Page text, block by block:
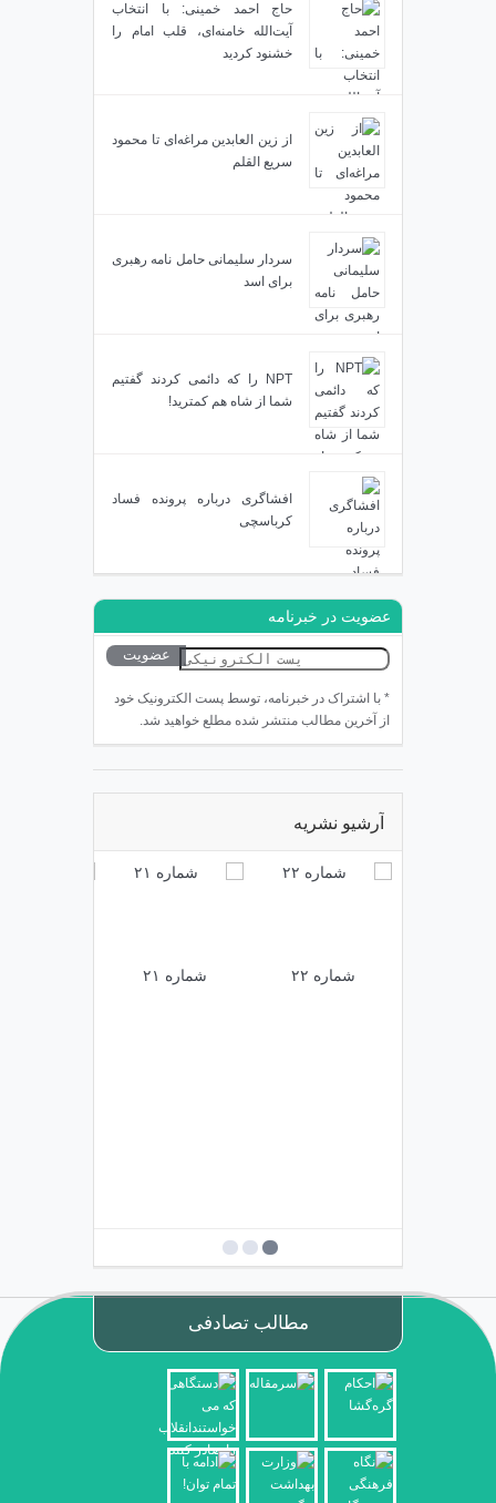
حاج احمد خمینی: با انتخاب
آیت‌الله خامنه‌ای، قلب امام را
خشنود کردید
از زین العابدین مراغه‌ای تا محمود
سریع القلم
سردار سلیمانی حامل نامه رهبری
برای اسد
NPT را که دائمی کردند گفتیم
شما از شاه هم کمترید!
افشاگری درباره پرونده فساد
کرباسچی
عضویت در خبرنامه
* با اشتراک در خبرنامه، توسط پست الکترونیک خود
از آخرین مطالب منتشر شده مطلع خواهید شد.
آرشیو نشریه
شماره ۲۲ شماره ۲۱
مطالب تصادفی